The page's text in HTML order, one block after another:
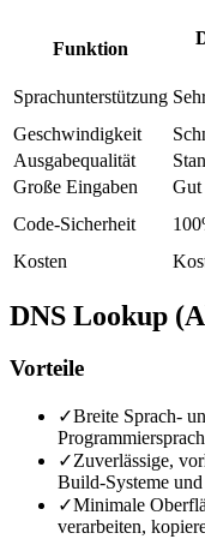
Funktion
Sprachunterstützung
Geschwindigkeit
Ausgabequalität
Große Eingaben
Gut
Code-Sicherheit
Kosten
DNS Lookup
Vorteile
✓Breite Sprach-
✓Zuverlässige,
Build-Systeme
✓Minimale
verarbeiten,